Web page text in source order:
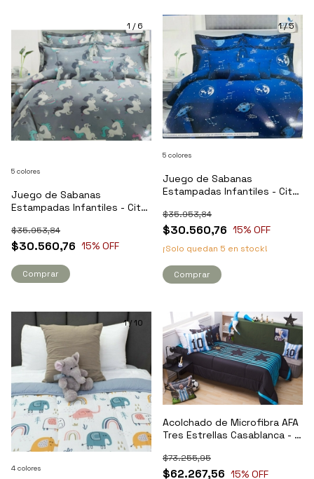
1 /6
Juego de Sabanas
Estampadas Infantiles - City
$30.560,76
$35.953,84
15% OFF
5 colores
Comprar
1/5
Juego de Sabanas
Estampadas Infantiles - City
$30.560,76
$35.953,84
15% OFF
¡Solo quedan 5 en stock!
5 colores
Comprar
1/10
4 colores
Acolchado de Microfibra AFA
Tres Estrellas Casablanca - 1
$62.267,56
$73.255,95
15% OFF